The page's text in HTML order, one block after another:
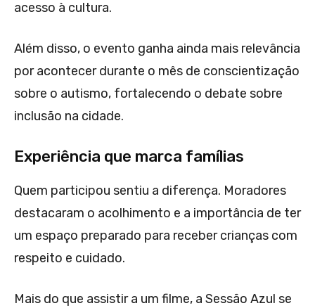
acesso à cultura.
Além disso, o evento ganha ainda mais relevância
por acontecer durante o mês de conscientização
sobre o autismo, fortalecendo o debate sobre
inclusão na cidade.
Experiência que marca famílias
Quem participou sentiu a diferença. Moradores
destacaram o acolhimento e a importância de ter
um espaço preparado para receber crianças com
respeito e cuidado.
Mais do que assistir a um filme, a Sessão Azul se